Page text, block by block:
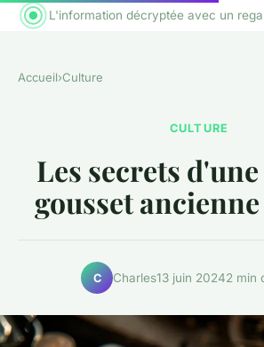
L'information décryptée avec un
Accueil›Culture
CULTURE
Les secrets
gousset
C Charles13 juin 20242 min